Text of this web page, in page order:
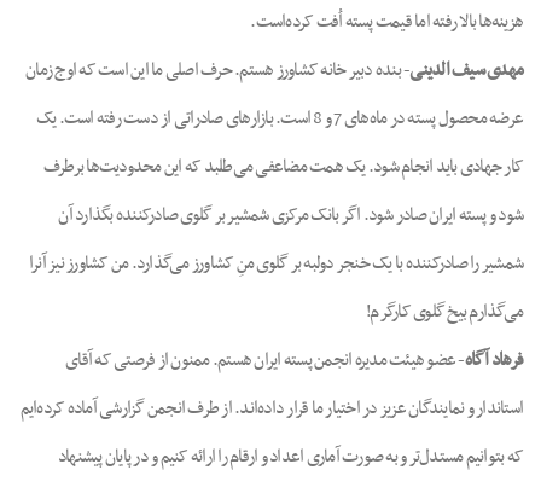
هزینه‌ها بالا رفته اما قیمت پسته اُفت کرده‌است.
مهدی سیف الدینی- بنده دبیر خانه کشاورز هستم. حرف اصلی ما این است که اوج زمان
عرضه محصول پسته در ماه‌های 7 و 8 است. بازارهای صادراتی از دست رفته است. یک
کار جهادی باید انجام شود. یک همت مضاعفی می‌طلبد که این محدودیت‌ها برطرف
شود و پسته ایران صادر شود. اگر بانک مرکزی شمشیر بر گلوی صادرکننده بگذارد آن
شمشیر را صادرکننده با یک خنجر دولبه بر گلوی منِ کشاورز می‌گذارد. من کشاورز نیز آنرا
می‌گذارم بیخ گلوی کارگرم!
فرهاد آگاه- عضو هیئت مدیره انجمن پسته ایران هستم. ممنون از فرصتی که آقای
استاندار و نمایندگان عزیز در اختیار ما قرار داده‌اند. از طرف انجمن گزارشی آماده کرده‌ایم
که بتوانیم مستدل‌تر و به صورت آماری اعداد و ارقام را ارائه کنیم و در پایان پیشنهاد